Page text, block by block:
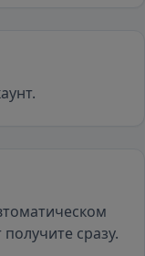
сразу.